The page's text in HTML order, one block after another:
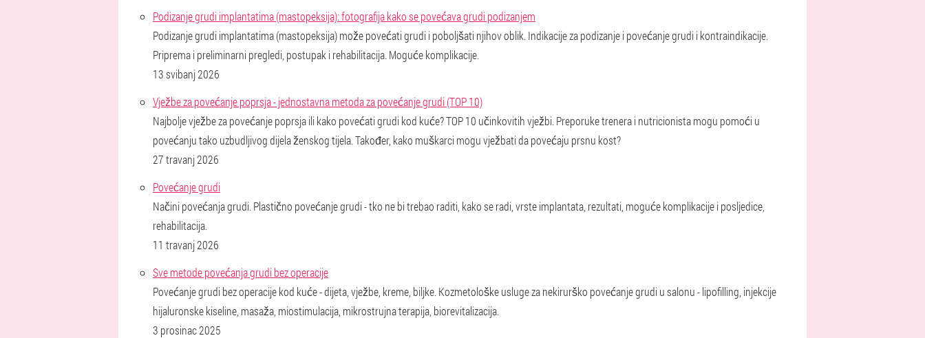
Podizanje grudi implantatima (mastopeksija): fotografija kako se povećava grudi podizanjem
Podizanje grudi implantatima (mastopeksija) može povećati grudi i poboljšati njihov oblik. Indikacije za podizanje i povećanje grudi i kontraindikacije.
Priprema i preliminarni pregledi, postupak i rehabilitacija. Moguće komplikacije.
13 svibanj 2026
Vježbe za povećanje poprsja - jednostavna metoda za povećanje grudi (TOP 10)
Najbolje vježbe za povećanje poprsja ili kako povećati grudi kod kuće? TOP 10 učinkovitih vježbi. Preporuke trenera i nutricionista mogu pomoći u
povećanju tako uzbudljivog dijela ženskog tijela. Također, kako muškarci mogu vježbati da povećaju prsnu kost?
27 travanj 2026
Povećanje grudi
Načini povećanja grudi. Plastično povećanje grudi - tko ne bi trebao raditi, kako se radi, vrste implantata, rezultati, moguće komplikacije i posljedice,
rehabilitacija.
11 travanj 2026
Sve metode povećanja grudi bez operacije
Povećanje grudi bez operacije kod kuće - dijeta, vježbe, kreme, biljke. Kozmetološke usluge za nekirurško povećanje grudi u salonu - lipofilling, injekcije
hijaluronske kiseline, masaža, miostimulacija, mikrostrujna terapija, biorevitalizacija.
3 prosinac 2025